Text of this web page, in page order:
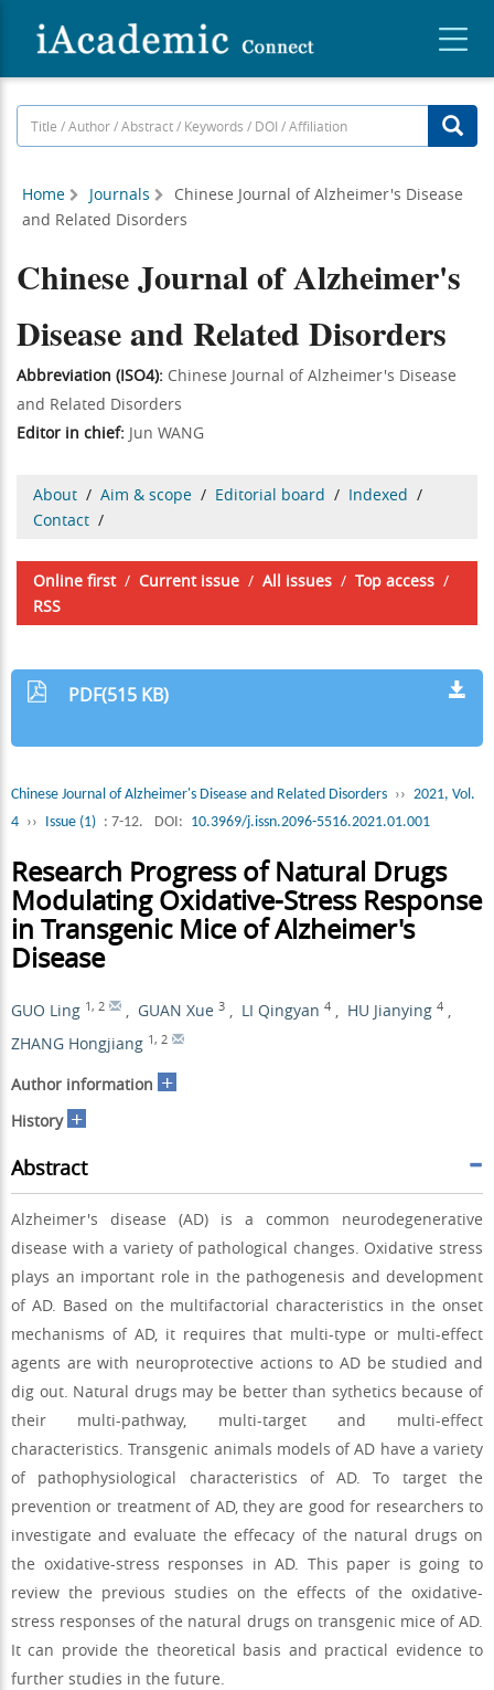
Home Journals
Chinese Journal of Alzheimer's Disease
and Related Disorders
Chinese Journal of Alzheimer's
Disease and Related Disorders
Abbreviation (ISO4): Chinese Journal of Alzheimer's Disease
and Related Disorders
Editor in chief: Jun WANG
About / Aim & scope / Editorial board / Indexed /
Contact /
Online first/ Current issue / All issues / Top access /
RSS
PDF(515 KB)
Chinese Journal of Alzheimer's Disease and Related Disorders ›› 2021, Vol.
4 ›› Issue (1) : 7-12. DOI: 10.3969/j.issn.2096-5516.2021.01.001
Research Progress of Natural Drugs
Modulating Oxidative-Stress Response
in Transgenic Mice of Alzheimer's
Disease
GUO Ling 1, 2 , GUAN Xue 3 , LI Qingyan 4 , HU Jianying 4 ,
ZHANG Hongjiang 1, 2
Author information +
History +
Abstract
Alzheimer's disease (AD) is a common neurodegenerative
disease with a variety of pathological changes. Oxidative stress
plays an important role in the pathogenesis and development
of AD. Based on the multifactorial characteristics in the onset
mechanisms of AD, it requires that multi-type or multi-effect
agents are with neuroprotective actions to AD be studied and
dig out. Natural drugs may be better than sythetics because of
their multi-pathway, multi-target and multi-effect
characteristics. Transgenic animals models of AD have a variety
of pathophysiological characteristics of AD. To target the
prevention or treatment of AD, they are good for researchers to
investigate and evaluate the effecacy of the natural drugs on
the oxidative-stress responses in AD. This paper is going to
review the previous studies on the effects of the oxidative-
stress responses of the natural drugs on transgenic mice of AD.
It can provide the theoretical basis and practical evidence to
further studies in the future.